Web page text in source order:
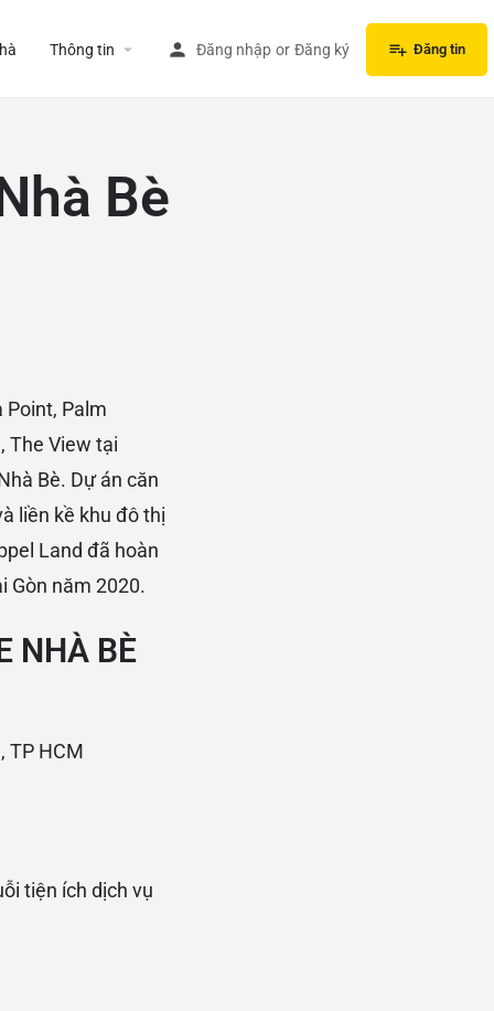
Thông tin Đăng nhập or Đăng ký Đăng tin
Bè
Point, Palm
The View tại
Bè. Dự án căn
liền kề khu đô thị
Land đã hoàn
Gòn năm 2020.
NHÀ BÈ
TP HCM
tiện ích dịch vụ